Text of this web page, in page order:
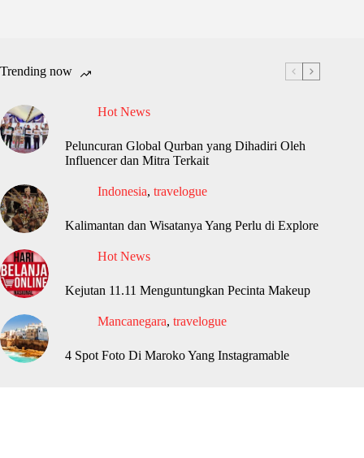
Trending now
Hot News
Peluncuran Global Qurban yang Dihadiri Oleh
Influencer dan Mitra Terkait
Indonesia, travelogue
Kalimantan dan Wisatanya Yang Perlu di Explore
Hot News
Kejutan 11.11 Menguntungkan Pecinta Makeup
Mancanegara, travelogue
4 Spot Foto Di Maroko Yang Instagramable